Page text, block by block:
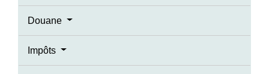
Douane
Impôts